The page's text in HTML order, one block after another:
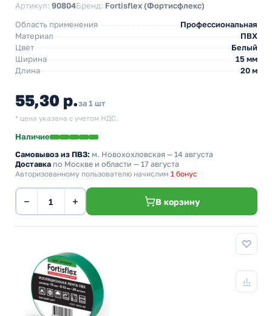
Артикул: 90804Бренд: Fortisflex (Фортисфлекс)
Область применения
Профессиональная
Материал
ПВХ
Цвет
Белый
Ширина
15 мм
Длина
20 м
55,30 р.за 1 шт
* цена указана с учетом НДС.
Наличие
Самовывоз из ПВЗ: м. Новохохловская — 14 августа
Доставка по Москве и области — 17 августа
Авторизованному пользователю начислим 1 бонус
− + В корзину